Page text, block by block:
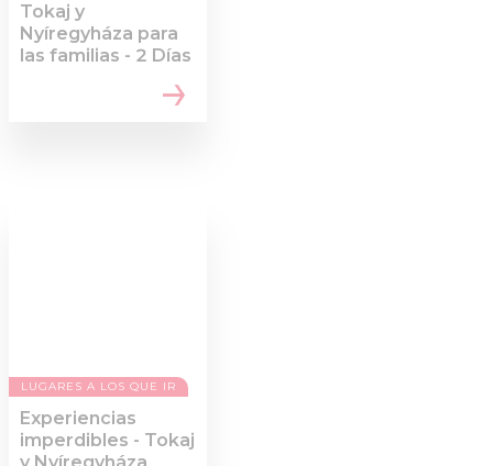
Tokaj y
Nyíregyháza para
las familias - 2 Días
LUGARES A LOS QUE IR
Experiencias
imperdibles - Tokaj